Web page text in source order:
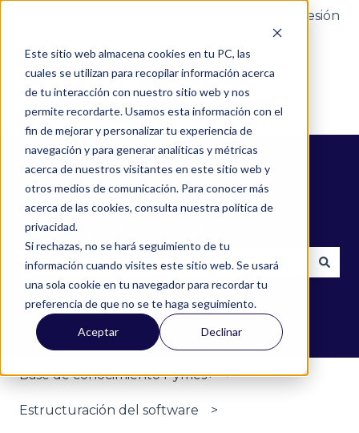
Este sitio web almacena cookies en tu PC, las
cuales se utilizan para recopilar información acerca
de tu interacción con nuestro sitio web y nos
permite recordarte. Usamos esta información con el
fin de mejorar y personalizar tu experiencia de
navegación y para generar analíticas y métricas
acerca de nuestros visitantes en este sitio web y
otros medios de comunicación. Para conocer más
acerca de las cookies, consulta nuestra política de
privacidad.
Si rechazas, no se hará seguimiento de tu
información cuando visites este sitio web. Se usará
una sola cookie en tu navegador para recordar tu
preferencia de que no se te haga seguimiento.
Aceptar Declinar
Iniciar sesión
¿Cómo podemos ayudarte?
No hay sugerencias porque el campo de
Base de conocimiento Pymes+
Estructuración del software